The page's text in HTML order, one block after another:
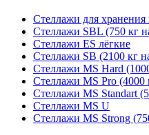
Стеллажи для
Стеллажи SBL (750 кг
Стеллажи ES лёгкие
Стеллажи SB (2100 кг
Стеллажи MS Hard
Стеллажи MS Pro (4000
Стеллажи MS Standart
Стеллажи MS U
Стеллажи MS Strong